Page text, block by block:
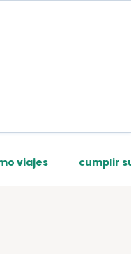
viajes cumplir